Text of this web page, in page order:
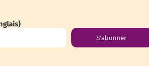
S'abonner